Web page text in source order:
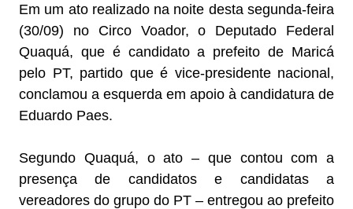
Em um ato realizado na noite desta segunda-feira
(30/09) no Circo Voador, o Deputado Federal
Quaquá, que é candidato a prefeito de Maricá
pelo PT, partido que é vice-presidente nacional,
conclamou a esquerda em apoio à candidatura de
Eduardo Paes.
Segundo Quaquá, o ato – que contou com a
presença de candidatos e candidatas a
vereadores do grupo do PT – entregou ao prefeito